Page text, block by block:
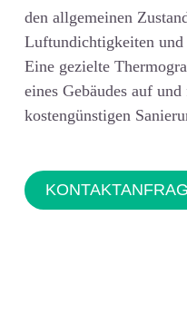
den allgemeinen
Luftundichtigkeiten und
Eine gezielte
eines Gebäudes auf
kostengünstigen